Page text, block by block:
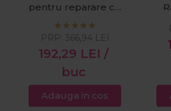
pentru reparare cu
ulei de argan
sampon 1000ml +
masca 750ml + ulei
100ml
192,29 LEI /
buc
PRP: 366,94 LEI
Adauga in cos